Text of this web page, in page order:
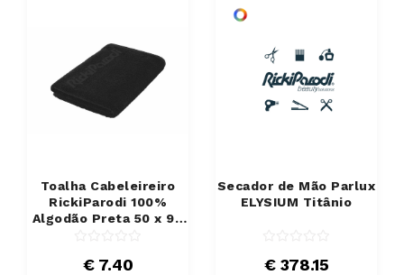
Toalha Cabeleireiro
RickiParodi 100%
Algodão Preta 50 x 90
€ 7.40
Secador de Mão Parlux
ELYSIUM Titânio
€ 378.15